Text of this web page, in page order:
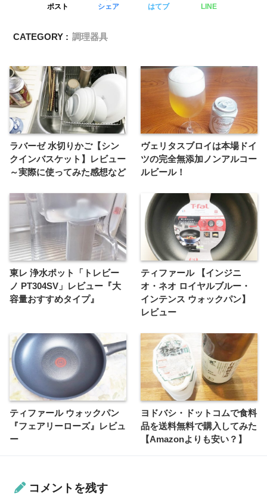
ポスト シェア はてブ LINE
CATEGORY : 調理器具
ラバーゼ 水切りかご【シン
クインバスケット】レビュー
～実際に使ってみた感想など
ヴェリタスブロイは本場ドイ
ツの完全無添加ノンアルコー
ルビール！
東レ 浄水ポット「トレビー
ノ PT304SV」レビュー『大
容量おすすめタイプ』
ティファール 【インジニ
オ・ネオ ロイヤルブルー・
インテンス ウォックパン】
レビュー
ティファール ウォックパン
『フェアリーローズ』レビュ
ー
ヨドバシ・ドットコムで食料
品を送料無料で購入してみた
【Amazonよりも安い？】
コメントを残す